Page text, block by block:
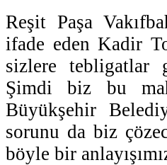
Reşit Paşa
ifade eden Kadir
sizlere tebligatlar
Şimdi biz bu
Büyükşehir
sorunu da biz
böyle bir